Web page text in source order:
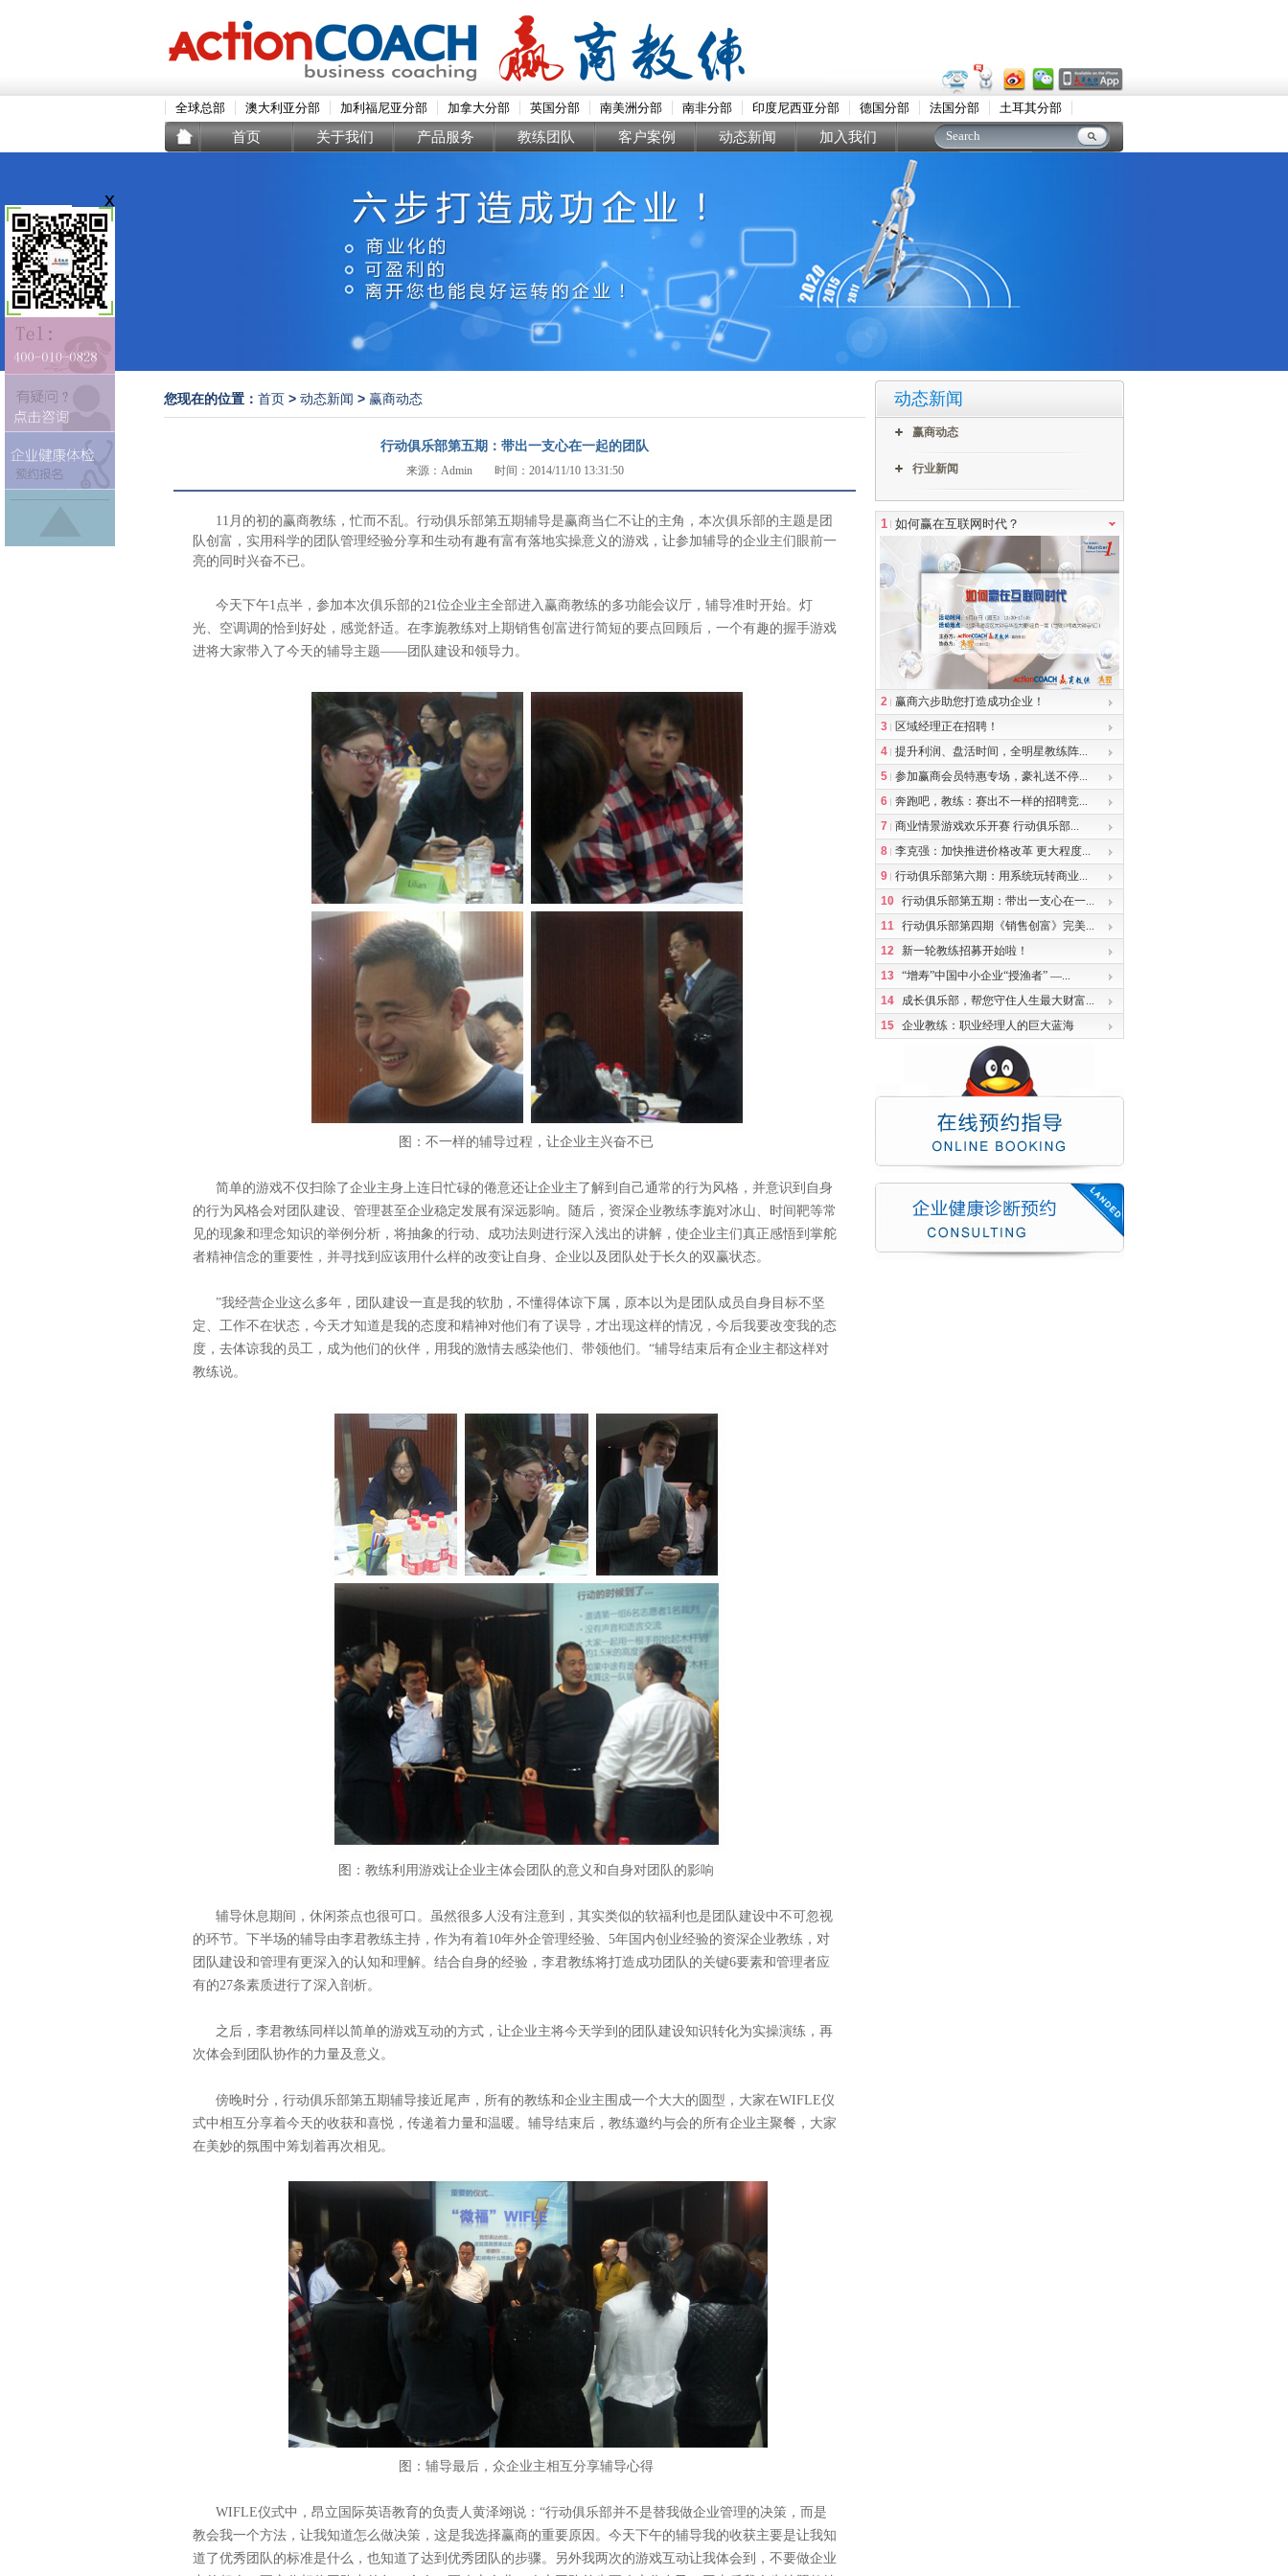
全球总部 澳大利亚分部 加利福尼亚分部 加拿大分部 英国分部 南美洲分部 南非分部 印度尼西亚分部 德国分部 法国分部 土耳其分部
首页 关于我们 产品服务 教练团队 客户案例 动态新闻 加入我们
您现在的位置： 首页 > 动态新闻 > 赢商动态
行动俱乐部第五期：带出一支心在一起的团队
来源：Admin 时间：2014/11/10 13:31:50
11 月的初的赢商教练，忙而不乱。行动俱乐部第五期辅导是赢商当仁不让的主角，本次俱乐部的主题是团
队创富，实用科学的团队管理经验分享和生动有趣有富有落地实操意义的游戏，让参加辅导的企业主们眼前一
亮的同时兴奋不已。
今天下午1 点半，参加本次俱乐部的21位企业主全部进入赢商教练的多功能会议厅，辅导准时开始。灯
光、空调调的恰到好处，感觉舒适。在李旎教练对上期销售创富进行简短的要点回顾后，一个有趣的握手游戏
进将大家带入了今天的辅导主题——团队建设和领导力。
图：不一样的辅导过程，让企业主兴奋不已
简单的游戏不仅扫除了企业主身上连日忙碌的倦意还让企业主了解到自己通常的行为风格，并意识到自身
的行为风格会对团队建设、管理甚至企业稳定发展有深远影响。随后，资深企业教练李旎对冰山、时间靶等常
见的现象和理念知识的举例分析，将抽象的行动、成功法则进行深入浅出的讲解，使企业主们真正感悟到掌舵
者精神信念的重要性，并寻找到应该用什么样的改变让自身、企业以及团队处于长久的双赢状态。
”我经营企业这么多年，团队建设一直是我的软肋，不懂得体谅下属，原本以为是团队成员自身目标不坚
定、工作不在状态，今天才知道是我的态度和精神对他们有了误导，才出现这样的情况，今后我要改变我的态
度，去体谅我的员工，成为他们的伙伴，用我的激情去感染他们、带领他们。“辅导结束后有企业主都这样对
教练说。
图：教练利用游戏让企业主体会团队的意义和自身对团队的影响
辅导休息期间，休闲茶点也很可口。虽然很多人没有注意到，其实类似的软福利也是团队建设中不可忽视
的环节。下半场的辅导由李君教练主持，作为有着10年外企管理经验、 5年国内创业经验的资深企业教练，对
团队建设和管理有更深入的认知和理解。结合自身的经验，李君教练将打造成功团队的关键6要素和管理者应
有的27条素质进行了深入剖析。
之后，李君教练同样以简单的游戏互动的方式，让企业主将今天学到的团队建设知识转化为实操演练，再
次体会到团队协作的力量及意义。
傍晚时分，行动俱乐部第五期辅导接近尾声，所有的教练和企业主围成一个大大的圆型，大家在WIFLE仪
式中相互分享着今天的收获和喜悦，传递着力量和温暖。辅导结束后，教练邀约与会的所有企业主聚餐，大家
在美妙的氛围中筹划着再次相见。
图：辅导最后，众企业主相互分享辅导心得
WIFLE仪式中，昂立国际英语教育的负责人黄泽翊说：“行动俱乐部并不是替我做企业管理的决策，而是
教会我一个方法，让我知道怎么做决策，这是我选择赢商的重要原因。今天下午的辅导我的收获主要是让我知
道了优秀团队的标准是什么，也知道了达到优秀团队的步骤。另外我两次的游戏互动让我体会到，不要做企业
动态新闻
赢商动态
行业新闻
1 如何赢在互联网时代？
2
赢商六步助您打造成功企业！
3
区域经理正在招聘！
4 提升利润、盘活时间，全明星教练阵...
5 参加赢商会员特惠专场，豪礼送不停...
6 奔跑吧，教练：赛出不一样的招聘竞...
7 商业情景游戏欢乐开赛 行动俱乐部...
8 李克强：加快推进价格改革 更大程度...
9 行动俱乐部第六期：用系统玩转商业...
10 行动俱乐部第五期：带出一支心在一...
11 行动俱乐部第四期《销售创富》完美...
12 新一轮教练招募开始啦！
13 “增寿”中国中小企业“授渔者” —...
14
成长俱乐部，帮您守住人生最大财富...
15 企业教练：职业经理人的巨大蓝海